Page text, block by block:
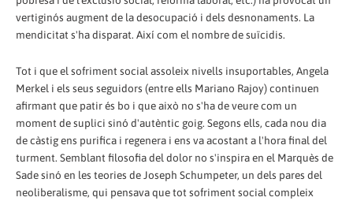
vertiginós augment de la desocupació i dels desnonaments. La
mendicitat s'ha disparat. Així com el nombre de suïcidis.
Tot i que el sofriment social assoleix nivells insuportables, Angela
Merkel i els seus seguidors (entre ells Mariano Rajoy) continuen
afirmant que patir és bo i que això no s'ha de veure com un
moment de suplici sinó d'autèntic goig. Segons ells, cada nou dia
de càstig ens purifica i regenera i ens va acostant a l'hora final del
turment. Semblant filosofia del dolor no s'inspira en el Marquès de
Sade sinó en les teories de Joseph Schumpeter, un dels pares del
neoliberalisme, qui pensava que tot sofriment social compleix